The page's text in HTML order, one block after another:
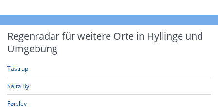
Regenradar für weitere Orte in Hyllinge und
Umgebung
Tåstrup
Saltø By
Førslev